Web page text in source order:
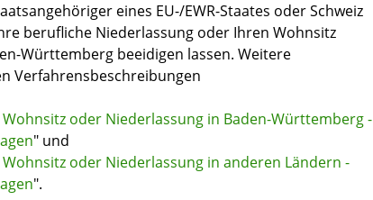
eines EU-/EWR-Staates oder Schweiz
berufliche Niederlassung oder Ihren Wohnsitz
Württemberg beeidigen lassen. Weitere
Verfahrensbeschreibungen
oder Niederlassung in Baden-Württemberg -
" und
oder Niederlassung in anderen Ländern -
".